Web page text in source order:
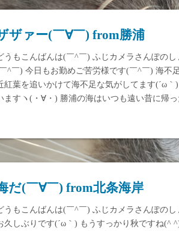
ザァー(￣∀￣) from勝浦
うもこんばんは(￣^￣) ふじカメラさんぽの
^￣) 今日もお勤めご苦労様です(￣^￣) 海不
紅葉を追いかけて海不足な気がしてます(´ω
ますヽ(・∀・) 勝浦の海はいつも遠い昔に帰
だ(￣∀￣) from北条海岸
うもこんばんは(￣^￣) ふじカメラさんぽの
久しぶりです(´ω｀) もうすっかり秋ですね(^